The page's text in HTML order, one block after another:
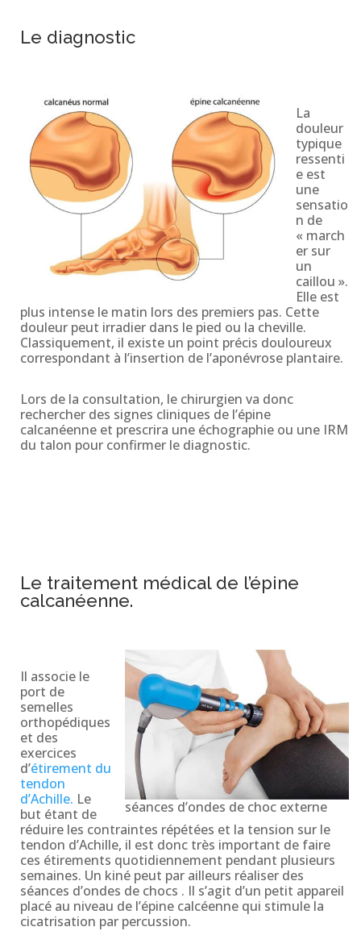
Le diagnostic
La
douleur
typique
ressenti
e est
une
sensatio
n de
« march
er sur
un
caillou ».
Elle est
plus intense le matin lors des premiers pas. Cette
douleur peut irradier dans le pied ou la cheville.
Classiquement, il existe un point précis douloureux
correspondant à l’insertion de l’aponévrose plantaire.
Lors de la consultation, le chirurgien va donc
rechercher des signes cliniques de l’épine
calcanéenne et prescrira une échographie ou une IRM
du talon pour confirmer le diagnostic.
Le traitement médical de l’épine
calcanéenne.
séances d’ondes de choc externe
Il associe le
port de
semelles
orthopédiques
et des
exercices
d’étirement du
tendon
d’Achille. Le
but étant de
réduire les contraintes répétées et la tension sur le
tendon d’Achille, il est donc très important de faire
ces étirements quotidiennement pendant plusieurs
semaines. Un kiné peut par ailleurs réaliser des
séances d’ondes de chocs . Il s’agit d’un petit appareil
placé au niveau de l’épine calcéenne qui stimule la
cicatrisation par percussion.